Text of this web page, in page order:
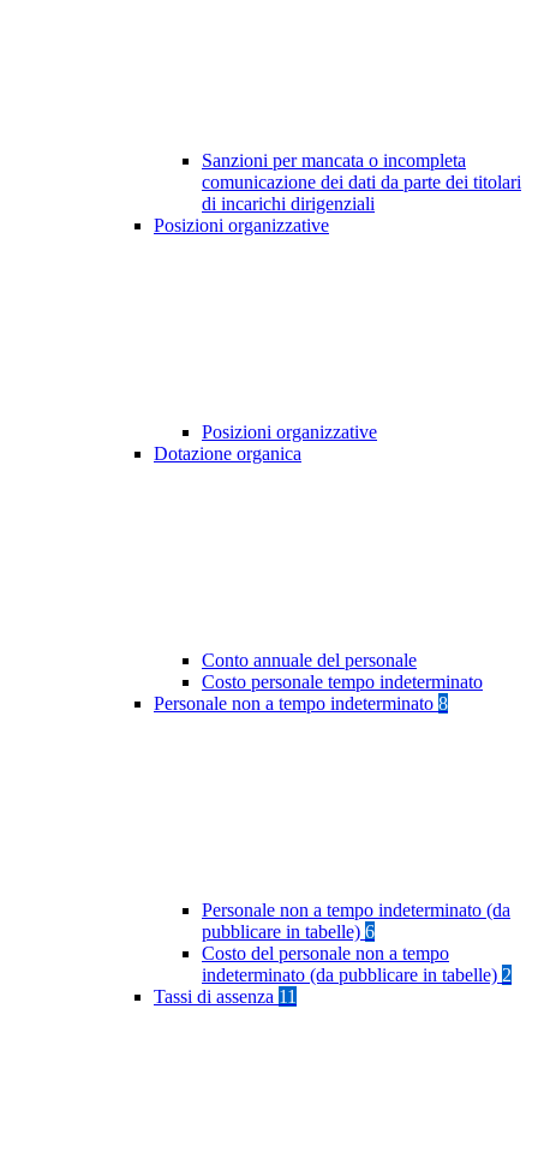
Sanzioni per mancata o incompleta
comunicazione dei dati da parte dei titolari
di incarichi dirigenziali
Posizioni organizzative
Posizioni organizzative
Dotazione organica
Conto annuale del personale
Costo personale tempo indeterminato
Personale non a tempo indeterminato 8
Personale non a tempo indeterminato (da
pubblicare in tabelle) 6
Costo del personale non a tempo
indeterminato (da pubblicare in tabelle) 2
Tassi di assenza 11